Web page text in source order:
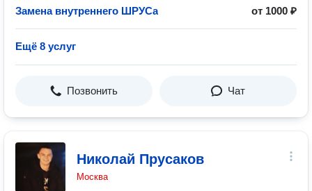
Замена внутреннего ШРУСа от 1000 ₽
Ещё 8 услуг
Позвонить Чат
Николай Прусаков
Москва